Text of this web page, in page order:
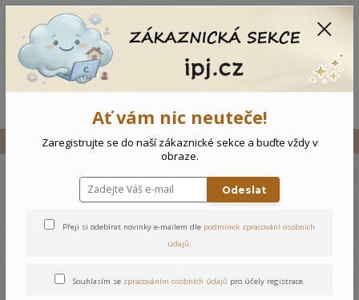
Vše Novorozenecké body Tygřík
Novorozenecké body Tygřík
Ať vám nic neuteče!
Zaregistrujte se do naší zákaznické sekce a buďte vždy v
obraze.
Odeslat
Přeji si odebírat novinky e-mailem dle podmínek zpracování osobních
údajů.
Souhlasím se zpracováním osobních údajů pro účely registrace.